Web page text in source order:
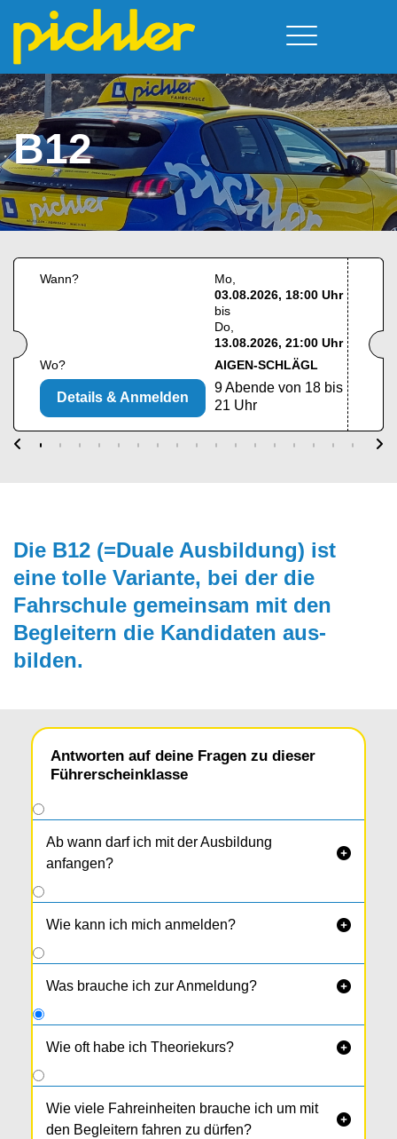
Führerschein & Kurstermine
Moped
A - Scheine + Code 111
B - Scheine
BE - Schein + Code 96
C - Schein
Deine Vorteile
Team
Kursorte
Neufelden
Walding
Aigen-Schlägl
Service
Prüfungstermine
Downloads
Kontakt
B12
Wann?
Mo
03.08.2026, 18:00 Uhr
bis
Do
13.08.2026, 21:00 Uhr
Wo?
AIGEN-SCHLÄGL
9 Abende von 18 bis
21 Uhr
Details & Anmelden
Die B12 (=Duale Ausbildung) ist
eine tolle Vari­ante, bei der die
Fahrschule gemein­sam mit den
Begleitern die Kandida­ten aus­
bilden.
Antworten auf deine Fragen zu dieser
Führerscheinklasse
Ab wann darf ich mit der Ausbildung
anfangen?

Wie kann ich mich anmelden? 
Was brauche ich zur Anmeldung? 
Wie oft habe ich Theoriekurs? 
Es sind 9 Abende von 18 bis 21 Uhr (= 9
Module).
Wie viele Fahreinheiten brauche ich um mit
den Begleitern fahren zu dürfen?
